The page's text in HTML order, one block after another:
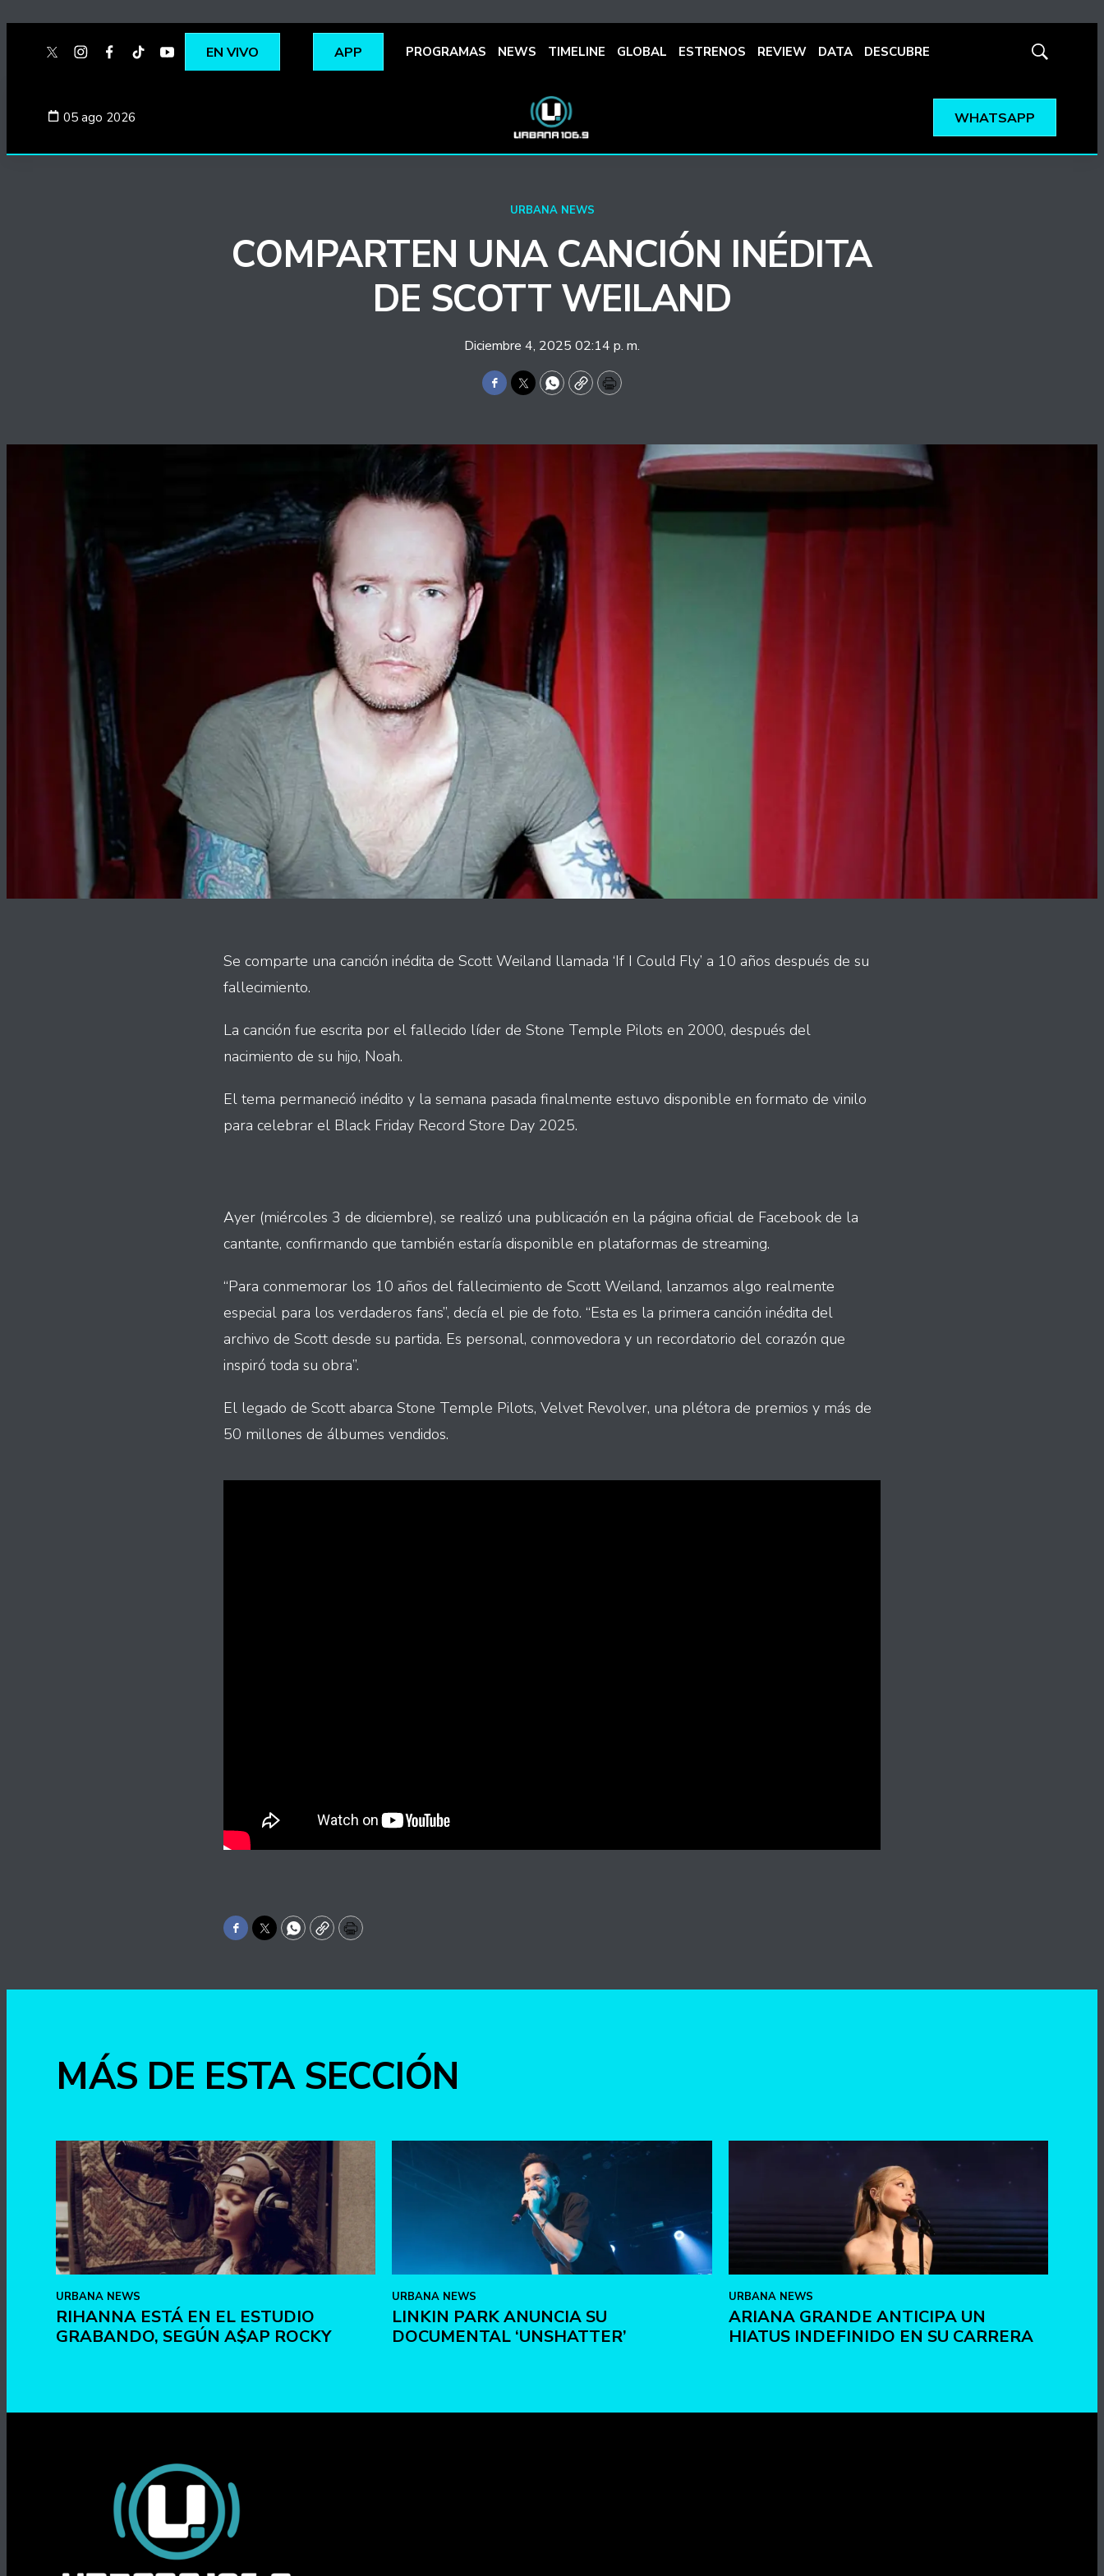
twitterinstagram
facebook
tiktokyoutubespotify
EN VIVO APP PROGRAMAS NEWS TIMELINE GLOBAL ESTRENOS REVIEW DATA DESCUBRE
Mostrar
05 ago 2026 WHATSAPP
URBANA NEWS
COMPARTEN UNA CANCIÓN INÉDITA
DE SCOTT WEILAND
Diciembre 4, 2025 02:14 p. m.
Facebook
TwitterWhatsApp
CopyPrint
Se comparte una canción inédita de Scott Weiland llamada ‘If I Could Fly’ a 10 años después de su
fallecimiento.
La canción fue escrita por el fallecido líder de Stone Temple Pilots en 2000, después del
nacimiento de su hijo, Noah.
El tema permaneció inédito y la semana pasada finalmente estuvo disponible en formato de vinilo
para celebrar el Black Friday Record Store Day 2025.
Ayer (miércoles 3 de diciembre), se realizó una publicación en la página oficial de Facebook de la
cantante, confirmando que también estaría disponible en plataformas de streaming.
“Para conmemorar los 10 años del fallecimiento de Scott Weiland, lanzamos algo realmente
especial para los verdaderos fans”, decía el pie de foto. “Esta es la primera canción inédita del
archivo de Scott desde su partida. Es personal, conmovedora y un recordatorio del corazón que
inspiró toda su obra”.
El legado de Scott abarca Stone Temple Pilots, Velvet Revolver, una plétora de premios y más de
50 millones de álbumes vendidos.
Facebook
TwitterWhatsApp
CopyPrint
MÁS DE ESTA SECCIÓN
URBANA NEWS
RIHANNA ESTÁ EN EL ESTUDIO
GRABANDO, SEGÚN A$AP ROCKY
URBANA NEWS
LINKIN PARK ANUNCIA SU
DOCUMENTAL ‘UNSHATTER’
URBANA NEWS
ARIANA GRANDE ANTICIPA UN
HIATUS INDEFINIDO EN SU CARRERA